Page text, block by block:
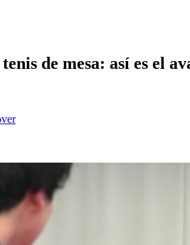
de mesa: así es el